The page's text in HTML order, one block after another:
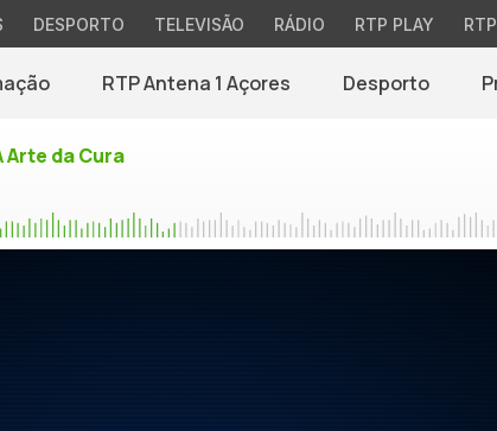
DESPORTO TELEVISÃO RÁDIO RTP PLAY
RTP Antena 1 Açores Desporto
Arte da Cura